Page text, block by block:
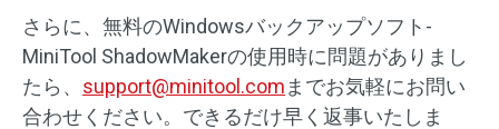
さらに、無料のWindowsバックアップソフト-
MiniTool ShadowMakerの使用時に問題がありまし
たら、 support@minitool.com までお気軽にお問い
合わせください。できるだけ早く返事いたしま